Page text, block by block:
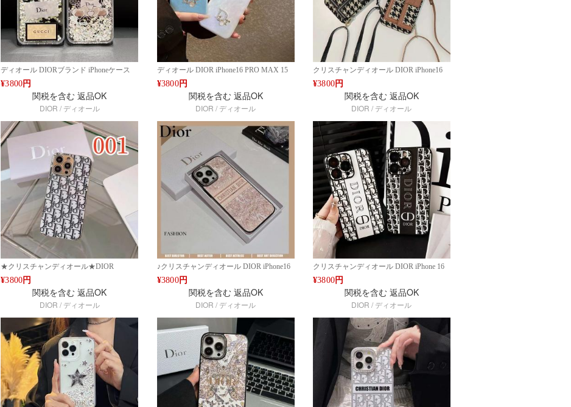
ディオール DIORブランド iPhoneケース
デザイン CHANEL HERMES GUCCI DIOR
アイフォン16 PRO MAX 15 PRO 耐衝撃
クリスタルベア付き ケース ファッション
IPHONE16 PRO MAX14 PRO MAX 15 16
ァッション
¥3800 円
関税を含む 返品OK
DIOR / ディオール
ディオール DIOR iPhone16 PRO MAX 15
PRO MAX アイフォンケース パール付き
高級 ブランド 耐衝撃 グラデーションカラ
ーケース ファッション IPHONE16 PRO
MAX14 PRO MAX 15 16ケース ブランド
¥3800円
関税を含む 返品OK
DIOR / ディオール
クリスチャンディオール DIOR iPhone16
PRO MAX 14 アイフォン15 PRO MAX 16
PRO 耐衝撃 高級 ブランド ケース アイフ
ォン15 16ケース スタンド機能付き ファッ
ション 千鳥格子柄 ストラップ付き
ケース ブランド アイフォン15 16ケースフ
ァッション
¥3800 円
関税を含む 返品OK
DIOR / ディオール
★クリスチャンディオール★DIOR
iPhone16 PRO MAX 14 PRO MAX 高級 ブ
ランドケース 耐衝撃 ファッション アイフ
ォン15 16ケース クラシカルモノグラムデ
ザイン ファッション IPHONE16 PRO
アイフォン15 16ケースファッション 携帯
¥3800 円
関税を含む 返品OK
DIOR / ディオール
♪クリスチャンディオール DIOR iPhone16
PRO MAX 14 PRO MAX 耐衝撃 高級 ブラ
ンド ケース アイフォン15 16ケース クラ
シカルファッション ピンクベージュ ファ
ッション IPHONE16 PRO MAX14 PRO
16ケースファッション 携帯
¥3800円
関税を含む 返品OK
DIOR / ディオール
クリスチャンディオール DIOR iPhone 16
PRO MAX 14 15 PRO MAX モノグラムロ
ゴ 耐衝撃ケース 高級ブラック&ホワイト
デザイン ファッション IPHONE16 PRO
MAX14 PRO MAX 15 16ケース ブランド
¥3800 円
関税を含む 返品OK
DIOR / ディオール